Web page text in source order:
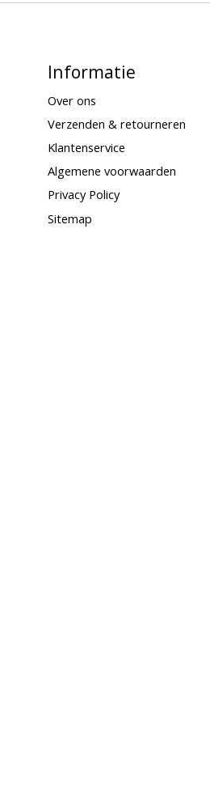
Informatie
Over ons
Verzenden & retourneren
Klantenservice
Algemene voorwaarden
Privacy Policy
Sitemap